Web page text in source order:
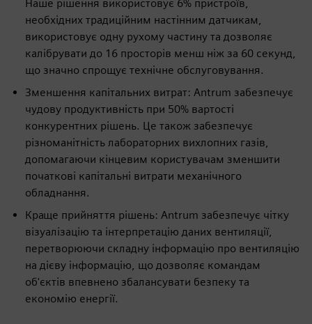
Наше рішення використовує 6% пристроїв,
необхідних традиційним настінним датчикам,
використовує одну рухому частину та дозволяє
калібрувати до 16 просторів менш ніж за 60 секунд,
що значно спрощує технічне обслуговування.
Зменшення капітальних витрат: Antrum забезпечує
чудову продуктивність при 50% вартості
конкурентних рішень. Це також забезпечує
різноманітність лабораторних вихлопних газів,
допомагаючи кінцевим користувачам зменшити
початкові капітальні витрати механічного
обладнання.
Краще прийняття рішень: Antrum забезпечує чітку
візуалізацію та інтерпретацію даних вентиляції,
перетворюючи складну інформацію про вентиляцію
на дієву інформацію, що дозволяє командам
об'єктів впевнено збалансувати безпеку та
економію енергії.